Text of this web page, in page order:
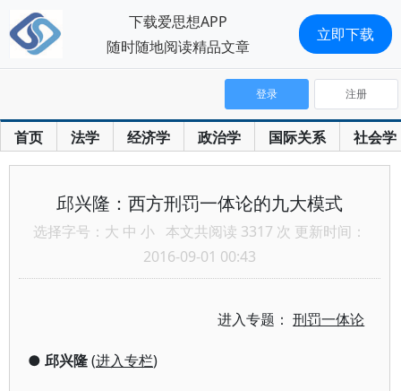
首页 法学 经济学 政治学 国际关系 社会学
登录 注册
邱兴隆：西方刑罚一体论的九大模式
选择字号： 大 中 小 本文共阅读 3317 次 更新时间：
2016-09-01 00:43
进入专题：刑罚一体论
● 邱兴隆(进入专栏)
下载爱思想APP
随时随地阅读精品文章
立即下载